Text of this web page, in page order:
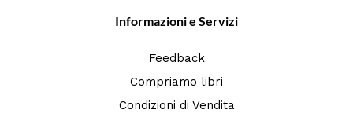
Informazioni e Servizi
Feedback
Compriamo libri
Condizioni di Vendita